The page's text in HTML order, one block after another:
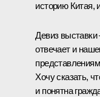
историю Китая,
Девиз
отвечает и
Хочу сказать,
и понятна